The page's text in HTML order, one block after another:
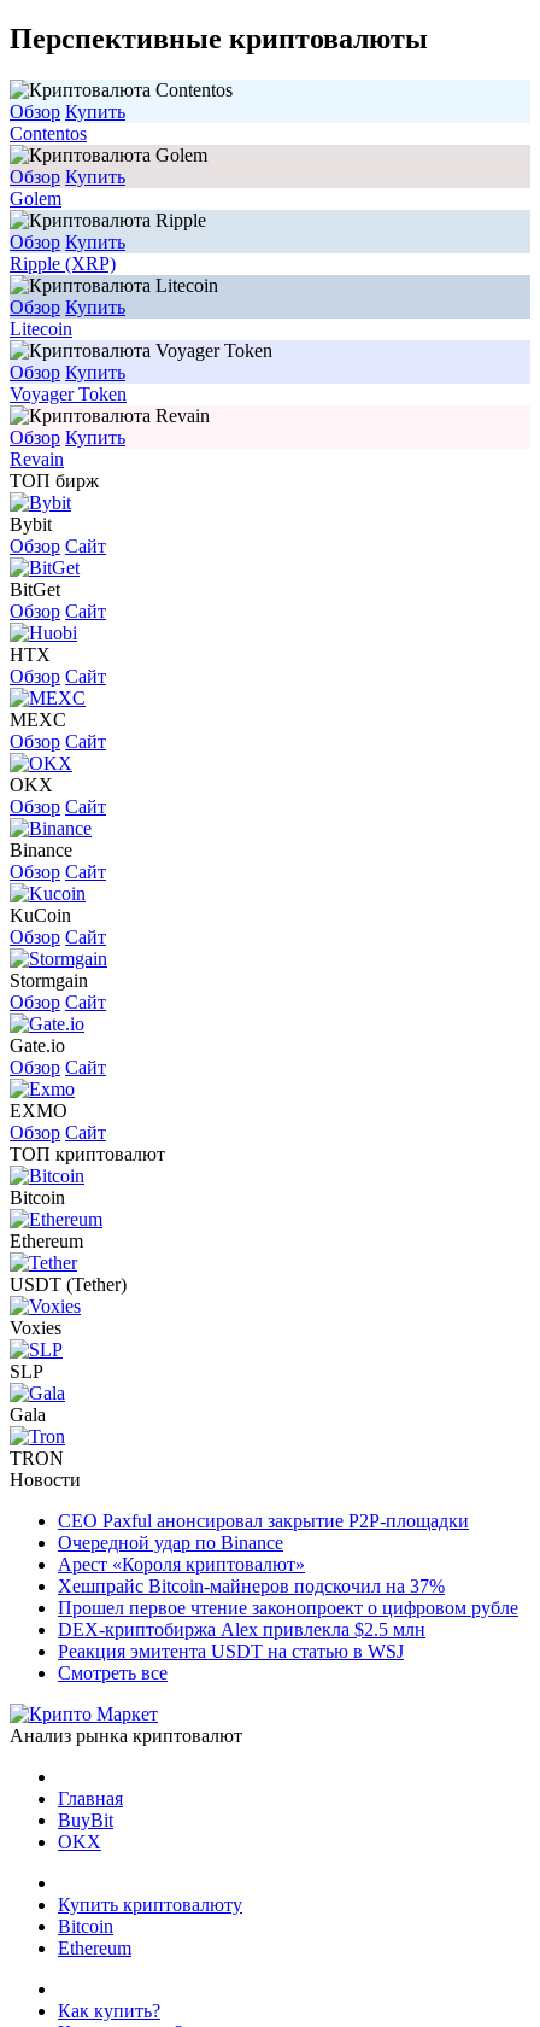
Перспективные криптовалюты
Обзор Купить
Contentos
Обзор Купить
Golem
Обзор Купить
Ripple (XRP)
Обзор Купить
Litecoin
Обзор Купить
Voyager Token
Обзор Купить
Revain
ТОП бирж
Bybit
Обзор Сайт
BitGet
Обзор Сайт
HTX
Обзор Сайт
MEXC
Обзор Сайт
OKX
Обзор Сайт
Binance
Обзор Сайт
KuCoin
Обзор Сайт
Stormgain
Обзор Сайт
Gate.io
Обзор Сайт
EXMO
Обзор Сайт
ТОП криптовалют
Bitcoin
Ethereum
USDT (Tether)
Voxies
SLP
Gala
TRON
Новости
CEO Paxful анонсировал закрытие P2P-площадки
Очередной удар по Binance
Арест «Короля криптовалют»
Хешпрайс Bitcoin-майнеров подскочил на 37%
Прошел первое чтение законопроект о цифровом рубле
DEX-криптобиржа Alex привлекла $2.5 млн
Реакция эмитента USDT на статью в WSJ
Смотреть все
Анализ рынка криптовалют
Главная
BuyBit
OKX
Купить криптовалюту
Bitcoin
Ethereum
Как купить?